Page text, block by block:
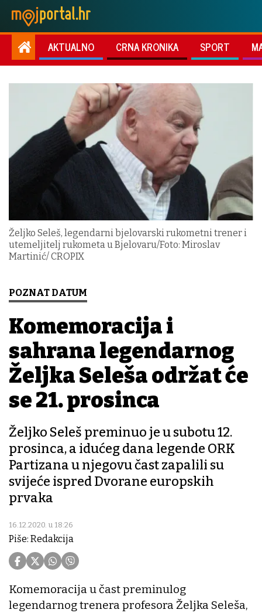
AKTUALNO CRNA KRONIKA SPORT
Željko Seleš, legendarni bjelovarski rukometni trener i
utemeljitelj rukometa u Bjelovaru/Foto: Miroslav
Martinić/ CROPIX
POZNAT DATUM
Komemoracija i
sahrana legendarnog
Željka Seleša održat će
se 21. prosinca
Željko Seleš preminuo je u subotu 12.
prosinca, a idućeg dana legende ORK
Partizana u njegovu čast zapalili su
svijeće ispred Dvorane europskih
prvaka
16.12.2020. u 18:26
Piše: Redakcija
Komemoracija u čast preminulog
legendarnog trenera profesora Željka Seleša,